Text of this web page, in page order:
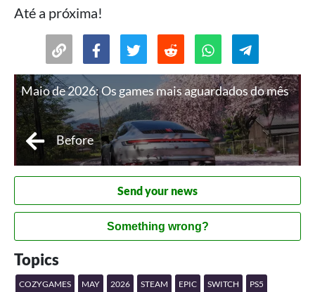
Até a próxima!
Maio de 2026: Os games mais aguardados do mês
Before
Send your news
Something wrong?
Topics
COZYGAMES MAY 2026 STEAM EPIC SWITCH PS5